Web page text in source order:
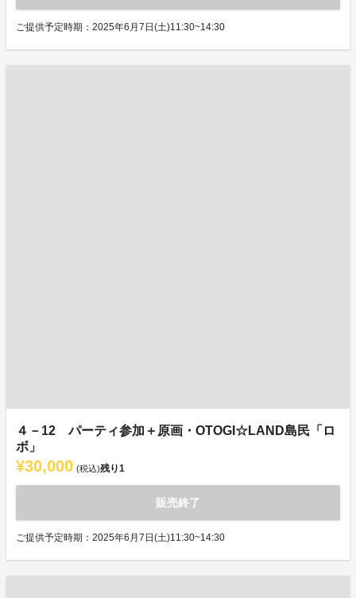
ご提供予定時期：2025年6月7日(土)11:30~14:30
４－12 パーティ参加＋原画・OTOGI☆LAND島民「ロ
ボ」
¥30,000 (税込)残り1
販売終了
ご提供予定時期：2025年6月7日(土)11:30~14:30